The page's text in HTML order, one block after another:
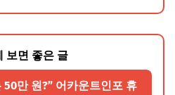
보면 좋은 글
만 원?” 어카운트인포 휴